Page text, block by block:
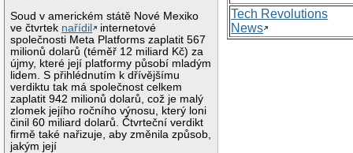
Soud v americkém státě Nové Mexiko
ve čtvrtek nařídil
internetové
společnosti Meta Platforms zaplatit 567
milionů dolarů (téměř 12 miliard Kč) za
újmy, které její platformy působí mladým
lidem. S přihlédnutím k dřívějšímu
verdiktu tak má společnost celkem
zaplatit 942 milionů dolarů, což je malý
zlomek jejího ročního výnosu, který loni
činil 60 miliard dolarů. Čtvrteční verdikt
firmě také nařizuje, aby změnila způsob,
jakým její
Tech Revolutions
News